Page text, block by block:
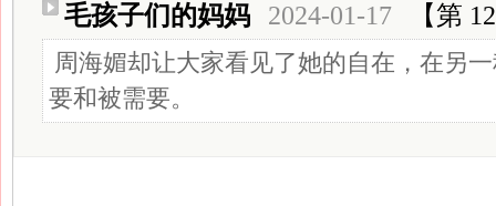
毛孩子们的妈妈 2024-01-17 【第
周海媚却让大家看见了她的自在，在另
要和被需要。